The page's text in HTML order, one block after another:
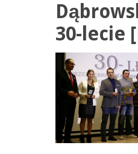
30-lecie